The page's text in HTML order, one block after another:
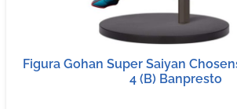
Figura Gohan Super Saiyan
4 (B) Banpresto